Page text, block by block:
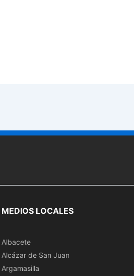
MEDIOS LOCALES
Albacete
Alcázar de San Juan
Argamasilla